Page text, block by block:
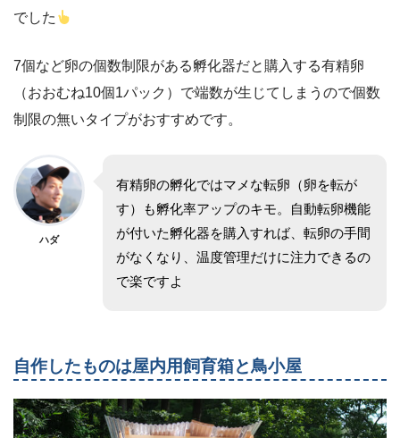
でした
7個など卵の個数制限がある孵化器だと購入する有精卵
（おおむね10個1パック）で端数が生じてしまうので個数
制限の無いタイプがおすすめです。
ハダ
有精卵の孵化ではマメな転卵（卵を転が
す）も孵化率アップのキモ。自動転卵機能
が付いた孵化器を購入すれば、転卵の手間
がなくなり、温度管理だけに注力できるの
で楽ですよ
自作したものは屋内用飼育箱と鳥小屋